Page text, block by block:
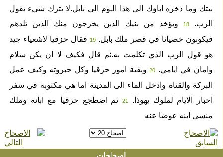
بيتك وما ذخره اباؤك الى هذا اليوم الى بابل.لا يترك شيء يقول
الرب.
18ويؤخذ من بنيك الذين يخرجون منك الذين تلدهم
فيكونون خصيانا في قصر ملك بابل. 19فقال حزقيا لاشعياء جيد
هو قول الرب الذي تكلمت به.ثم قال فكيف لا ان يكن سلام
وامان في ايامي. 20وبقية امور حزقيا وكل جبروته وكيف عمل
البركة والقناة وادخل الماء الى المدينة اما هي مكتوبة في سفر
اخبار الايام لملوك يهوذا.
21ثم اضطجع حزقيا مع ابائه وملك
منسى ابنه عوضا عنه
اصحاحات